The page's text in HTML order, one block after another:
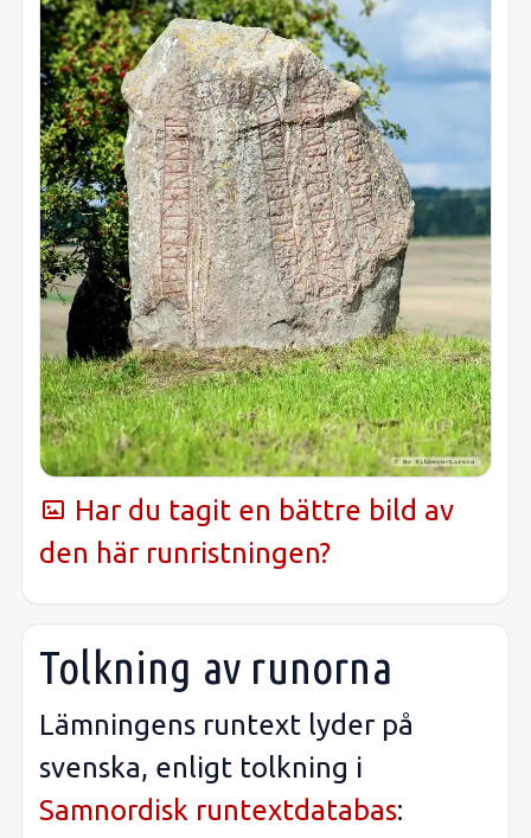
Har du tagit en bättre bild av
den här runristningen?
Tolkning av runorna
Lämningens runtext lyder på
svenska, enligt tolkning i
Samnordisk runtextdatabas: